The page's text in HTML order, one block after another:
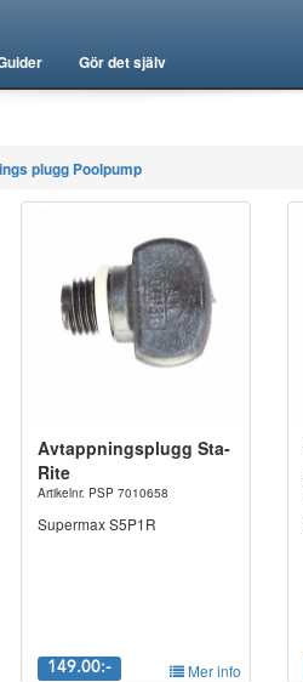
Gör det själv
plugg Poolpump
Avtappningsplugg Sta-
Rite
Artikelnr. PSP 7010658
Supermax S5P1R
149.00:- Mer info